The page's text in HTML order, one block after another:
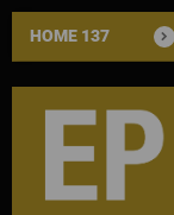
HOME 137